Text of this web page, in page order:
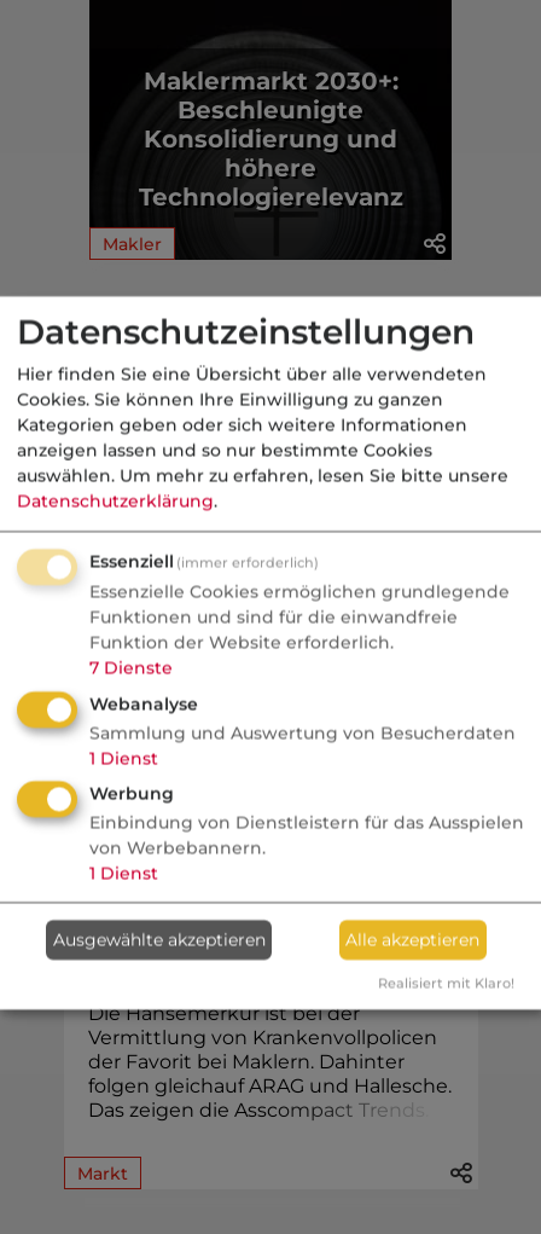
Maklermarkt 2030+:
Beschleunigte
Konsolidierung und
höhere
Technologierelevanz
Makler
Aus der dvb-Redaktion
Makler
Nachrichten
Brüß kommentiert: Die 31.
Woche im Rückspiegel
Die Deutschen gehen später in Rente, der
Verbraucherschutz sortiert die
überflüssigen Policen, ein gefeierter
InsurTech-Gründer rechnet mit sich selbst
ab und in Berlin wird ein längst totes
Pferd ...
VersicherungsJournal
PKV Voll: Mehrkampf um die
Führung im Maklervertrieb
Die Hansemerkur ist bei der
Vermittlung von Krankenvollpolicen
der Favorit bei Maklern. Dahinter
folgen gleichauf ARAG und Hallesche.
Das zeigen die Asscompact Trend
Markt
Datenschutzeinstellungen
Hier finden Sie eine Übersicht über alle verwendeten
Cookies. Sie können Ihre Einwilligung zu ganzen
Kategorien geben oder sich weitere Informationen
anzeigen lassen und so nur bestimmte Cookies
auswählen. Um mehr zu erfahren, lesen Sie bitte unsere
Datenschutzerklärung.
Essenziell (immer erforderlich)
Essenzielle Cookies ermöglichen grundlegende
Funktionen und sind für die einwandfreie
Funktion der Website erforderlich.
7 Dienste
Webanalyse
Sammlung und Auswertung von Besucherdaten
1 Dienst
Werbung
Einbindung von Dienstleistern für das Ausspielen
von Werbebannern.
1 Dienst
Ausgewählte akzeptieren Alle akzeptieren
Realisiert mit Klaro!